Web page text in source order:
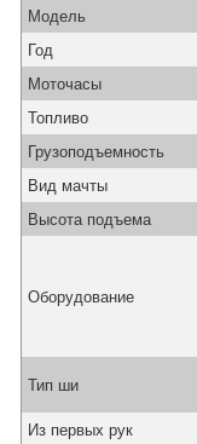
Модель
Год
Моточасы
Топливо
Грузоподъемность
Вид мачты
Высота подъема
Оборудование
Тип ши
Из первых рук